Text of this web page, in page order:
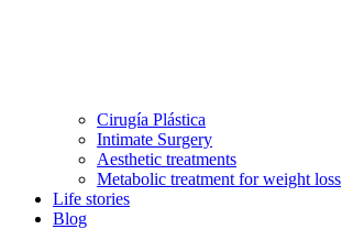
Cirugía Plástica
Intimate Surgery
Aesthetic treatments
Metabolic treatment for weight loss
Life stories
Blog